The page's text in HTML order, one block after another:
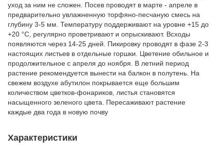
уход за ним не сложен. Посев проводят в марте - апреле в
предварительно увлажненную торфяно-песчаную смесь на
глубину 3-5 мм. Температуру поддерживают на уровне +15 до
+20 °С, регулярно проветривают и опрыскивают. Всходы
появляются через 14-25 дней. Пикировку проводят в фазе 2-3
настоящих листьев в отдельные горшки. Цветение обильное и
продолжительное с апреля до ноября. В летний период
растение рекомендуется вынести на балкон в полутень. На
свежем воздухе абутилон покрывается еще большим
количеством цветков-фонариков, листья становятся
насыщенного зеленого цвета. Пересаживают растение
каждые два года в новую почву
Характеристики